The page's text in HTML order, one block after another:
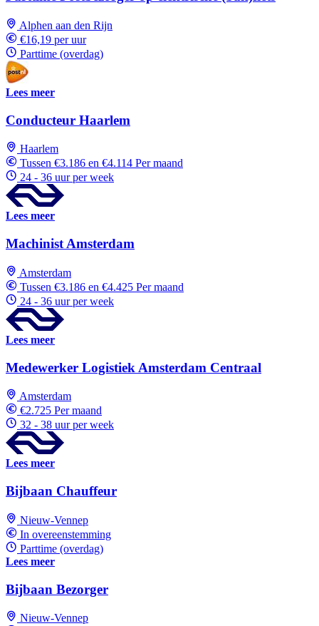
Alphen aan den Rijn
€16,19 per uur
Parttime (overdag)
Lees meer
Conducteur Haarlem
Haarlem
Tussen €3.186 en €4.114 Per maand
24 - 36 uur per week
Lees meer
Machinist Amsterdam
Amsterdam
Tussen €3.186 en €4.425 Per maand
24 - 36 uur per week
Lees meer
Medewerker Logistiek Amsterdam Centraal
Amsterdam
€2.725 Per maand
32 - 38 uur per week
Lees meer
Bijbaan Chauffeur
Nieuw-Vennep
In overeenstemming
Parttime (overdag)
Lees meer
Bijbaan Bezorger
Nieuw-Vennep